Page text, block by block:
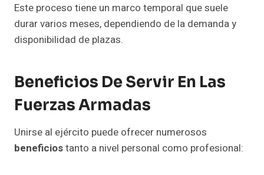
Este proceso tiene un marco temporal que suele
durar varios meses, dependiendo de la demanda y
disponibilidad de plazas.
Beneficios De Servir En Las
Fuerzas Armadas
Unirse al ejército puede ofrecer numerosos
beneficiostanto a nivel personal como profesional: